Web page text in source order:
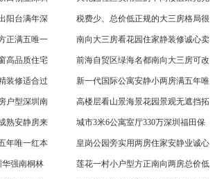
阳台满年深 税费少、总价低正规的大三房格局很
正满五唯一 南向大三房看花园住家静装修诚心卖
高品质住宅 前海自贸区绿海名都南向大三房可改
装修适合过 新一代国际公寓安静小两房满五年唯
户型深圳南 高楼层看山景海景花园景观无遮挡拓
熟安静房来 城市3米6公寓室厅330万深圳福田保
年唯一红本 皇岗公园旁实用两房住家安静业诚心
华强南桐林 莲花一村小户型方正南向两房总价低